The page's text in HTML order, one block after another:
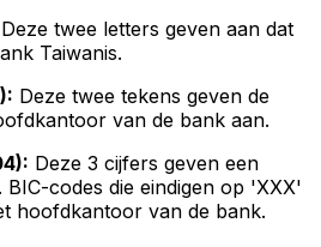
twee letters geven aan dat
Taiwanis.
Deze twee tekens geven de
van de bank aan.
Deze 3 cijfers geven een
BIC-codes die eindigen op 'XXX'
hoofdkantoor van de bank.